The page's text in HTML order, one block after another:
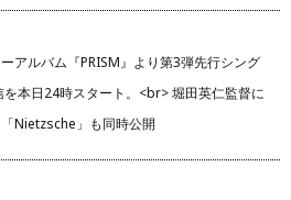
アルバム『PRISM』より第3弾先行シング
本日24時スタート。<br> 堀田英仁監督に
Nietzsche」も同時公開